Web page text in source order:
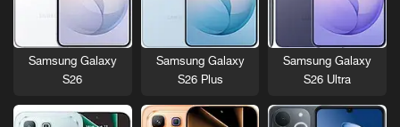
Samsung Galaxy
S26 Ultra
Samsung Galaxy
S26 Plus
Samsung Galaxy
S26